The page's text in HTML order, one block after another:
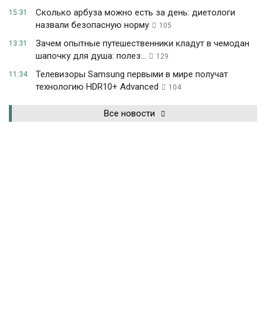
15:31
Сколько арбуза можно есть за день: диетологи
назвали безопасную норму
105
13:31
Зачем опытные путешественники кладут в чемодан
шапочку для душа: полез...
129
11:34
Телевизоры Samsung первыми в мире получат
технологию HDR10+ Advanced
104
Все новости